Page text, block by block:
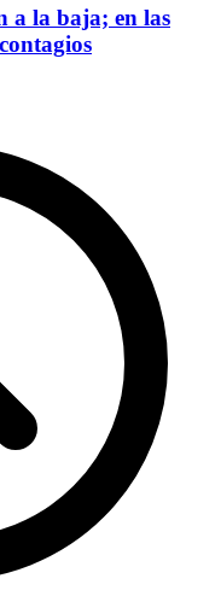
a la baja; en las